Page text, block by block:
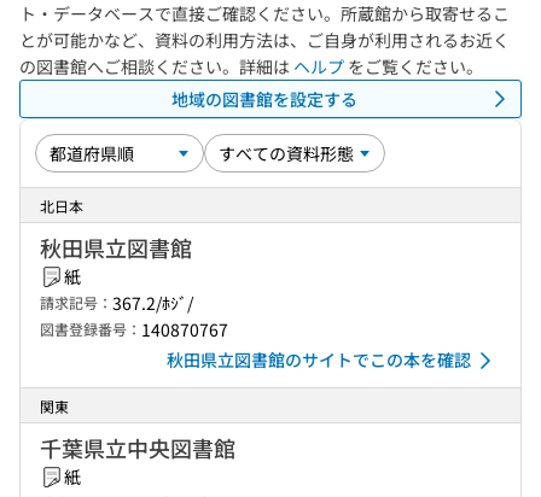
ト・データベースで直接ご確認ください。所蔵館から取寄せるこ
とが可能かなど、資料の利用方法は、ご自身が利用されるお近く
の図書館へご相談ください。詳細は ヘルプ をご覧ください。
地域の図書館を設定する
北日本
秋田県立図書館
紙
請求記号： 367.2/ﾎｼﾞ/
図書登録番号： 140870767
秋田県立図書館のサイトでこの本を確認
関東
千葉県立中央図書館
紙